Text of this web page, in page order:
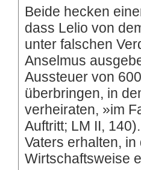
Beide hecken
dass Lelio von
unter falschen
Anselmus
Aussteuer von
überbringen, in
verheiraten, »im
Auftritt; LM II,
Vaters erhalten,
Wirtschaftsweise